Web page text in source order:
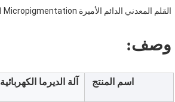
القلم المعدني الدائم الأميرة Micropigmentation القلم اللاسلكي الوشم Microblading القلم
وصف:
اسم المنتج آلة الديرما الكهربائية Dr.pen A1 Microneedling